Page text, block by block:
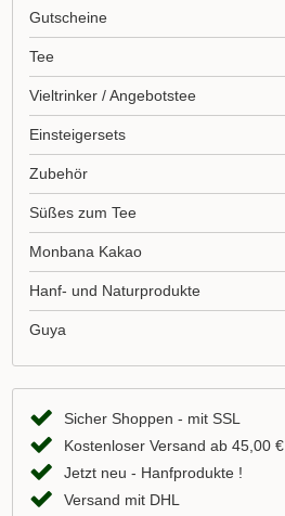
Gutscheine
Tee
Vieltrinker / Angebotstee
Einsteigersets
Zubehör
Süßes zum Tee
Monbana Kakao
Hanf- und Naturprodukte
Guya
Sicher Shoppen - mit SSL
Kostenloser Versand ab 45,00 €
Jetzt neu - Hanfprodukte !
Versand mit DHL